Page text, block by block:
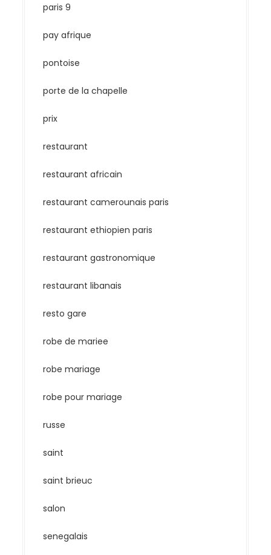
paris 9
pay afrique
pontoise
porte de la chapelle
prix
restaurant
restaurant africain
restaurant camerounais paris
restaurant ethiopien paris
restaurant gastronomique
restaurant libanais
resto gare
robe de mariee
robe mariage
robe pour mariage
russe
saint
saint brieuc
salon
senegalais